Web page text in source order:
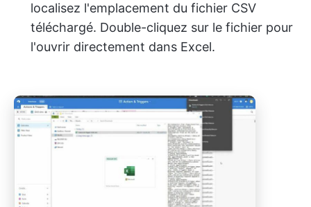
localisez l'emplacement du fichier CSV
téléchargé. Double-cliquez sur le fichier pour
l'ouvrir directement dans Excel.